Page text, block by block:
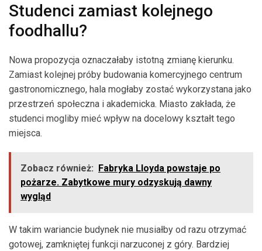
Studenci zamiast kolejnego
foodhallu?
Nowa propozycja oznaczałaby istotną zmianę kierunku.
Zamiast kolejnej próby budowania komercyjnego centrum
gastronomicznego, hala mogłaby zostać wykorzystana jako
przestrzeń społeczna i akademicka. Miasto zakłada, że
studenci mogliby mieć wpływ na docelowy kształt tego
miejsca.
Zobacz również: Fabryka Lloyda powstaje po
pożarze. Zabytkowe mury odzyskują dawny
wygląd
W takim wariancie budynek nie musiałby od razu otrzymać
gotowej, zamkniętej funkcji narzuconej z góry. Bardziej